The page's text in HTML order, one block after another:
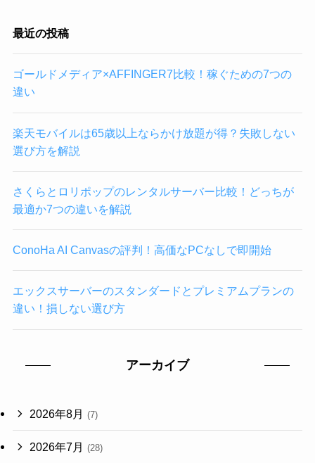
最近の投稿
ゴールドメディア×AFFINGER7比較！稼ぐための7つの
違い
楽天モバイルは65歳以上ならかけ放題が得？失敗しない
選び方を解説
さくらとロリポップのレンタルサーバー比較！どっちが
最適か7つの違いを解説
ConoHa AI Canvasの評判！高価なPCなしで即開始
エックスサーバーのスタンダードとプレミアムプランの
違い！損しない選び方
アーカイブ
2026年8月 (7)
2026年7月 (28)